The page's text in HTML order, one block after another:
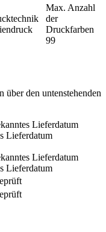
Max. Anzahl
der
Druckfarben
99
über den untenstehenden
Lieferdatum
Lieferdatum
Lieferdatum
Lieferdatum